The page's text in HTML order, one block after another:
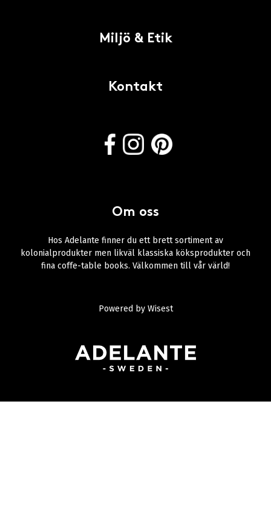
Miljö & Etik
Kontakt
Om oss
Hos Adelante finner du ett brett sortiment av
kolonialprodukter men likväl klassiska köksprodukter och
fina coffe-table books. Välkommen till vår värld!
Powered by Wisest